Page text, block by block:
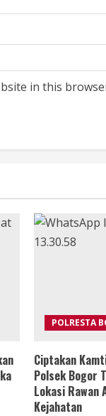
in this
POLRESTA
Ciptakan
Polsek Bogor
Lokasi Rawan
Kejahatan